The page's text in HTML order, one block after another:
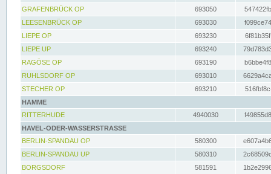
GRAFENBRÜCK OP
693050
LEESENBRÜCK OP
693030
LIEPE OP
693230
LIEPE UP
693240
RAGÖSE OP
693190
RUHLSDORF OP
693010
STECHER OP
693210
HAMME
RITTERHUDE
4940030
HAVEL-ODER-WASSERSTRASSE
BERLIN-SPANDAU OP
580300
BERLIN-SPANDAU UP
580310
BORGSDORF
581591